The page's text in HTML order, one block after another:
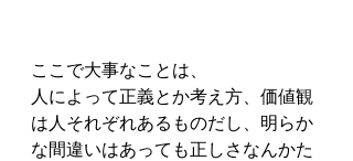
ここで大事なことは、
人によって正義とか考え方、価値観
は人それぞれあるものだし、明らか
な間違いはあっても正しさなんかた